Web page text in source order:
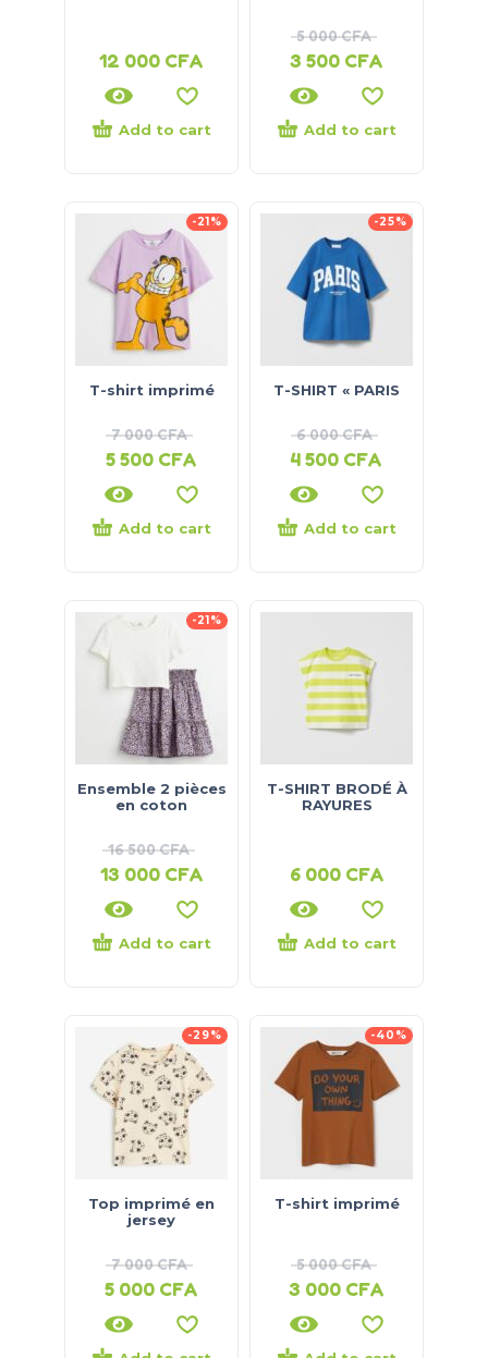
12 000 CFA
Add to cart
5 000CFA
3 500 CFA
Add to cart
-21%
T-shirt imprimé
7 000CFA
5 500 CFA
Add to cart
-25%
T-SHIRT « PARIS
6 000CFA
4 500 CFA
Add to cart
-21%
Ensemble 2 pièces
en coton
16 500CFA
13 000 CFA
Add to cart
T-SHIRT BRODÉ À
RAYURES
6 000 CFA
Add to cart
-29%
Top imprimé en
jersey
7 000CFA
5 000 CFA
-40%
T-shirt imprimé
5 000CFA
3 000 CFA